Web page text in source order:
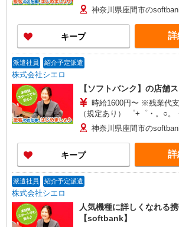
+゜ 入社祝い金10万円支給(規定有) お友
頂くと, インセンティブ支給(規定有)
い・週払い可能（規程有）
+゜・。○。・゜+゜
神奈川県座間市の
キープ 詳
派遣社員 紹介予定派遣
株式会社シエロ
【ソフトバンク】の店舗
時給1600円〜 ※残業代
（規定あり） ゜+゜・。○。・゜+゜・。○。・゜
+゜ 入社祝い金10万円支給(規定有) お友
頂くと, インセンティブ支給(規定有)
い・週払い可能（規程有）
+゜・。○。・゜+゜
神奈川県座間市の
キープ 詳
派遣社員 紹介予定派遣
株式会社シエロ
人気機種に詳しくなれる
【softbank】